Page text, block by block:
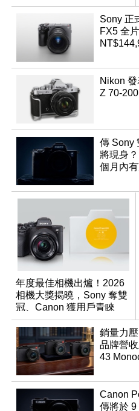
App「Atmos」登場
Sony 正
FX5 全
Nikon
Z 70-
傳 Sony
將現身
個月內
年度最佳相機出爐！2026
相機大獎揭曉，Sony 奪雙
冠、Canon 獲用戶青睞
銷量力
品牌營
43
Canon
傳將於